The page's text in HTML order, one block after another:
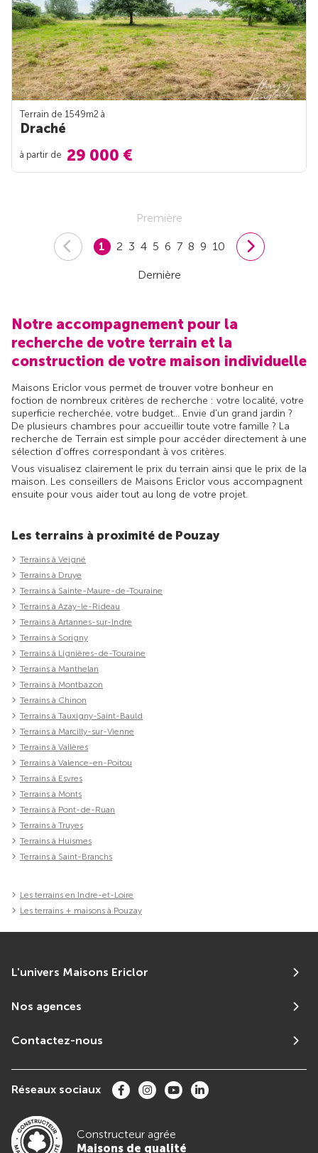
Terrain de 1549m2 à
Draché
à partir de 29 000 €
Première
1 2 3 4 5 6 7 8 9 10
Dernière
Notre accompagnement pour la
recherche de votre terrain et la
construction de votre maison individuelle
Maisons Ericlor vous permet de trouver votre bonheur en
foction de nombreux critères de recherche : votre localité, votre
superficie recherchée, votre budget... Envie d'un grand jardin ?
De plusieurs chambres pour accueillir toute votre famille ? La
recherche de Terrain est simple pour accéder directement à une
sélection d'offres correspondant à vos critères.
Vous visualisez clairement le prix du terrain ainsi que le prix de la
maison. Les conseillers de Maisons Ericlor vous accompagnent
ensuite pour vous aider tout au long de votre projet.
Les terrains à proximité de Pouzay
Terrains à Veigné
Terrains à Druye
Terrains à Sainte-Maure-de-Touraine
Terrains à Azay-le-Rideau
Terrains à Artannes-sur-Indre
Terrains à Sorigny
Terrains à Lignières-de-Touraine
Terrains à Manthelan
Terrains à Montbazon
Terrains à Chinon
Terrains à Tauxigny-Saint-Bauld
Terrains à Marcilly-sur-Vienne
Terrains à Vallères
Terrains à Valence-en-Poitou
Terrains à Esvres
Terrains à Monts
Terrains à Pont-de-Ruan
Terrains à Truyes
Terrains à Huismes
Terrains à Saint-Branchs
Les terrains en Indre-et-Loire
Les terrains + maisons à Pouzay
L'univers Maisons Ericlor
Nos agences
Contactez-nous
Réseaux sociaux
Constructeur agrée
Maisons de qualité